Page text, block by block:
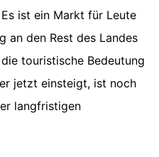
ist ein Markt für Leute
an den Rest des Landes
touristische Bedeutung
jetzt einsteigt, ist noch
langfristigen